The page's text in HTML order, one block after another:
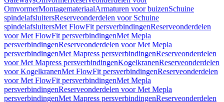
OmvormerMontagemateriaalArmaturen voor buizenSchuine
spindelafsluitersReserveonderdelen voor Schuine
spindelafsluitersMet FlowFit persverbindingenReserveonderdelen
voor Met FlowFit persverbindingenMet Mepla
persverbindingenReserveonderdelen voor Met Mepla
persverbindingenMet Mapress persverbindingenReserveonderdelen
voor Met Mapress persverbindingenKogelkranenReserveonderdelen
voor KogelkranenMet FlowFit persverbindingenReserveonderdelen
voor Met FlowFit persverbindingenMet Mepla
persverbindingenReserveonderdelen voor Met Mepla
persverbindingenMet Mapress persverbindingenReserveonderdelen